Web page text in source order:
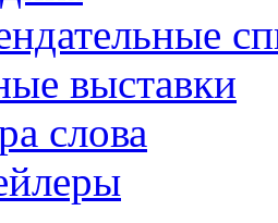
выставки
слова